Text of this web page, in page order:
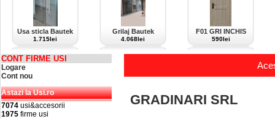
Usa sticla Bautek
1.715lei
Grilaj Bautek
4.068lei
F01 GRI INCHIS
590lei
CONT FIRME USI
Logare
Cont nou
Astazi la Usi.ro
7074 usi&accesorii
1975 firme usi
GRADINARI SRL